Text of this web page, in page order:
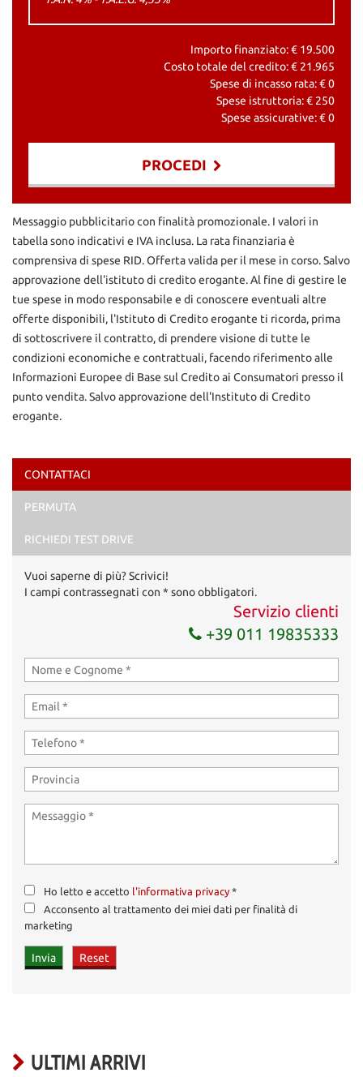
Importo finanziato: € 19.500
Costo totale del credito: € 21.965
Spese di incasso rata: €0
Spese istruttoria: € 250
Spese assicurative: €0
PROCEDI
Contattaci
Ho letto e accettol'informativa privacy*
Acconsento al trattamento dei miei dati per finalità di
Invia la tua richiesta
Messaggio pubblicitario con finalità promozionale. I valori in
tabella sono indicativi e IVA inclusa. La rata finanziaria è
comprensiva di spese RID. Offerta valida per il mese in corso. Salvo
approvazione dell'istituto di credito erogante. Al fine di gestire le
tue spese in modo responsabile e di conoscere eventuali altre
offerte disponibili, l'Istituto di Credito erogante ti ricorda, prima
di sottoscrivere il contratto, di prendere visione di tutte le
condizioni economiche e contrattuali, facendo riferimento alle
Informazioni Europee di Base sul Credito ai Consumatori presso il
punto vendita. Salvo approvazione dell'Instituto di Credito
erogante.
CONTATTACI
PERMUTA
RICHIEDI TEST DRIVE
Vuoi saperne di più? Scrivici!
I campi contrassegnati con * sono obbligatori.
Servizio clienti
+39 011 19835333
Ho letto e accetto l'informativa privacy*
Acconsento al trattamento dei miei dati per finalità di
marketing
ULTIMI ARRIVI